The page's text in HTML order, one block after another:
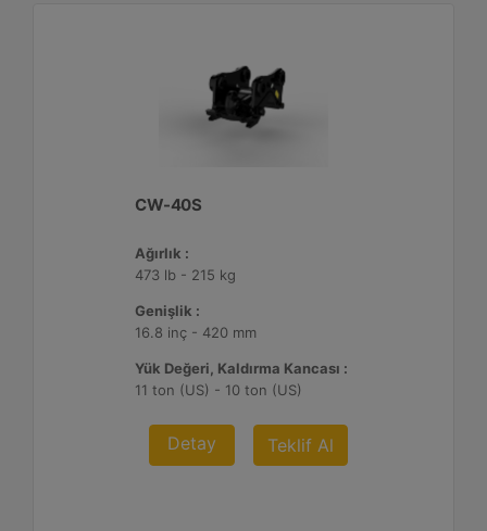
CW-40S
Ağırlık :
473 lb - 215 kg
Genişlik :
16.8 inç - 420 mm
Yük Değeri, Kaldırma Kancası :
11 ton (US) - 10 ton (US)
Detay Teklif Al